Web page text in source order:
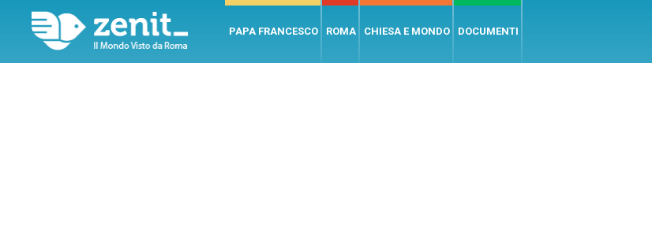
PAPA FRANCESCO ROMA CHIESA E MONDO DOCUMENTI